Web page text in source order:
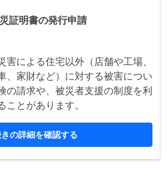
証明書の発行申請
害による住宅以外（店舗や工場、
、家財など）に対する被害につい
の請求や、被災者支援の制度を利
ことがあります。
の詳細を確認する